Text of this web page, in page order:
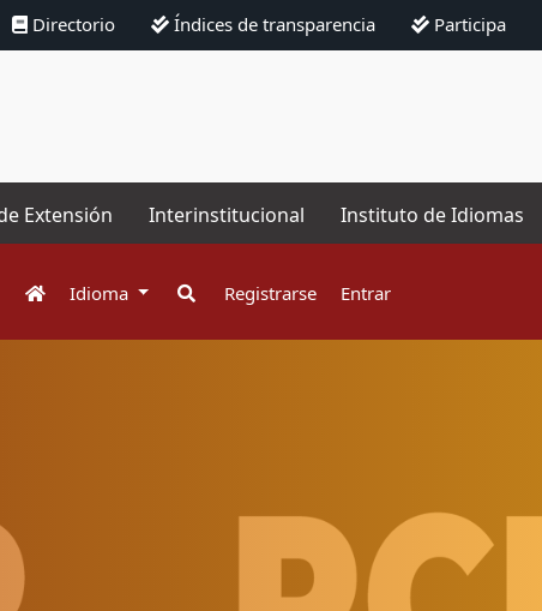
Directorio Índices de transparencia Participa
Extensión Interinstitucional Instituto de Idiomas
Idioma Registrarse Entrar